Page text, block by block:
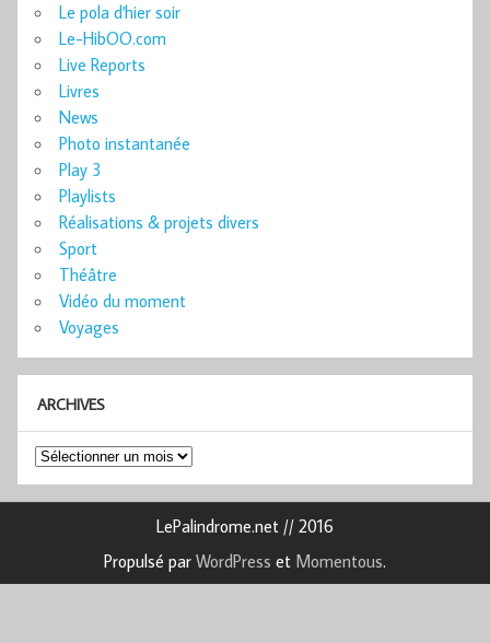
Le pola d'hier soir
Le-HibOO.com
Live Reports
Livres
News
Photo instantanée
Play 3
Playlists
Réalisations & projets divers
Sport
Théâtre
Vidéo du moment
Voyages
ARCHIVES
Archives
LePalindrome.net // 2016
Propulsé par WordPress et Momentous.